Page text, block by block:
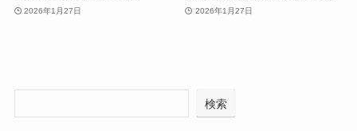
2026年1月27日 2026年1月27日
検索